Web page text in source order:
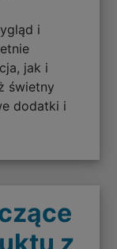
i
jak i
świetny
dodatki i